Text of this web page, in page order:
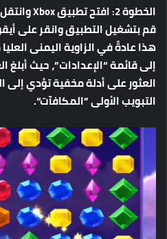
الخطوة 2: افتح تطبيق Xbox وانتقل إلى ملف التعريف الخاص بك
قم بتشغيل التطبيق وانقر على
هذا عادةً في الزاوية اليمنى
إلى قائمة “الإعدادات”، حيث
العثور على أدلة مخفية تؤدي إلى
التبويب الأولى ”المكافآت“.